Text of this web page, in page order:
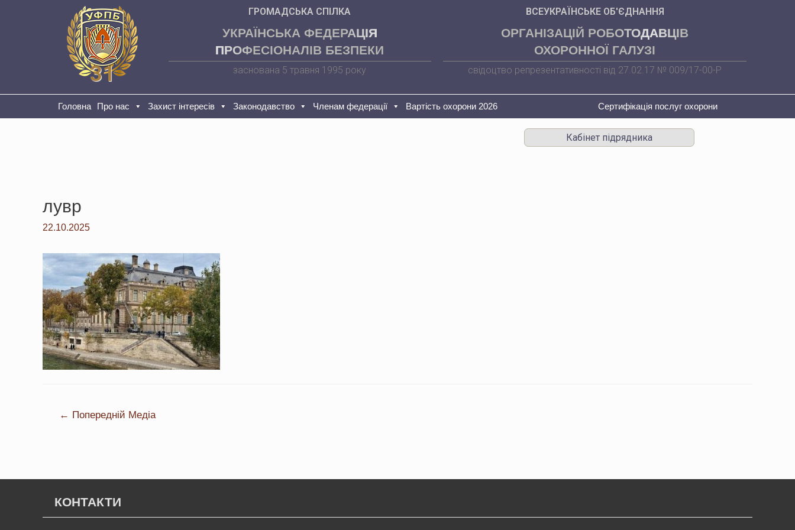
31
ГРОМАДСЬКА СПІЛКА
УКРАЇНСЬКА ФЕДЕРАЦІЯ
ПРОФЕСІОНАЛІВ БЕЗПЕКИ
заснована 5 травня 1995 року
ВСЕУКРАЇНСЬКЕ ОБ'ЄДНАННЯ
ОРГАНІЗАЦІЙ РОБОТОДАВЦІВ
ОХОРОННОЇ ГАЛУЗІ
свідоцтво репрезентативності від 27.02.17 № 009/17-00-Р
Головна Про нас Захист інтересів Законодавство Членам федерації Вартість охорони 2026 Сертифікація послуг охорони
Кабінет підрядника
лувр
22.10.2025
← Попередній Медіа
КОНТАКТИ